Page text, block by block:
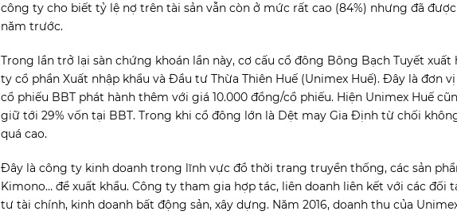
công ty cho biết tỷ lệ nợ trên tài sản vẫn còn ở mức rất cao (84%) nhưng đã
năm trước.
Trong lần trở lại sàn chứng khoán lần này, cơ cấu cổ đông Bông Bạch Tuyết
ty cổ phần Xuất nhập khẩu và Đầu tư Thừa Thiên Huế (Unimex Huế). Đây là đơn
cổ phiếu BBT phát hành thêm với giá 10.000 đồng/cổ phiếu. Hiện Unimex Huế
giữ tới 29% vốn tại BBT. Trong khi cổ đông lớn là Dệt may Gia Định từ chối
quá cao.
Đây là công ty kinh doanh trong lĩnh vực đồ thời trang truyền thống, các sản
Kimono… để xuất khẩu. Công ty tham gia hợp tác, liên doanh liên kết với các đối
tư tài chính, kinh doanh bất động sản, xây dựng. Năm 2016, doanh thu của